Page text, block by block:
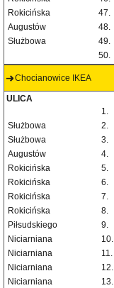
Rokicińska
47.
Augustów
48.
Służbowa
49.
50.
Chocianowice IKEA
ULICA
1.
Służbowa
2.
Służbowa
3.
Augustów
4.
Rokicińska
5.
Rokicińska
6.
Rokicińska
7.
Rokicińska
8.
Piłsudskiego
9.
Niciarniana
10.
Niciarniana
11.
Niciarniana
12.
Niciarniana
13.